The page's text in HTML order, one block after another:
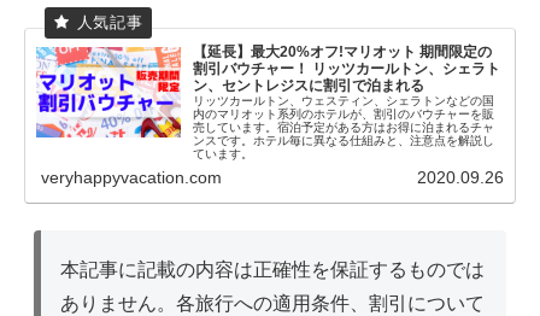
【延長】最大20%オフ!マリオット 期間限定の
割引バウチャー！ リッツカールトン、シェラト
ン、セントレジスに割引で泊まれる
リッツカールトン、ウェスティン、シェラトンなどの国
内のマリオット系列のホテルが、割引のバウチャーを販
売しています。宿泊予定がある方はお得に泊まれるチャ
ンスです。ホテル毎に異なる仕組みと、注意点を解説し
ています。
veryhappyvacation.com 2020.09.26
本記事に記載の内容は正確性を保証するものでは
ありません。各旅行への適用条件、割引について